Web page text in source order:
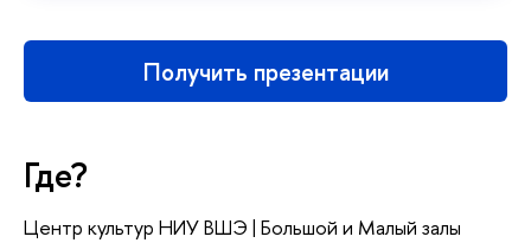
Получить презентации
Где?
Центр культур НИУ ВШЭ | Большой и Малый залы